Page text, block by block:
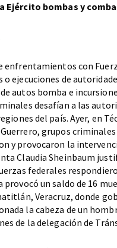
Ejército bombas y
enfrentamientos con
o ejecuciones de
autos bomba e
desafían a las
del país. Ayer, en
grupos
y provocaron la
Claudia Sheinbaum
federales
provocó un saldo de 16
Veracruz, donde
la cabeza de un
de la delegación de